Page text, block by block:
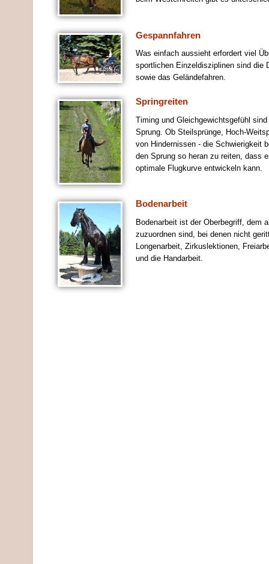
Gespannfahren
Was einfach aussieht erfordert viel
sportlichen Einzeldisziplinen sind die
sowie das Geländefahren.
Springreiten
Timing und Gleichgewichtsgefühl
Sprung. Ob Steilsprünge, Hoch-
von Hindernissen - die Schwierigkeit
den Sprung so heran zu reiten, dass
optimale Flugkurve entwickeln kann.
Bodenarbeit
Bodenarbeit ist der Oberbegriff, dem
zuzuordnen sind, bei denen nicht
Longenarbeit, Zirkuslektionen,
und die Handarbeit.